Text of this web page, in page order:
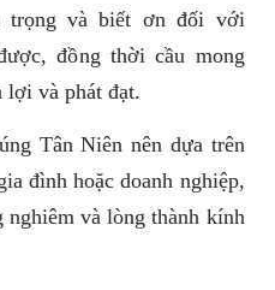
trọng và biết ơn đối với
đồng thời cầu mong
lợi và phát đạt.
Tân Niên nên dựa trên
đình hoặc doanh nghiệp,
nghiêm và lòng thành kính